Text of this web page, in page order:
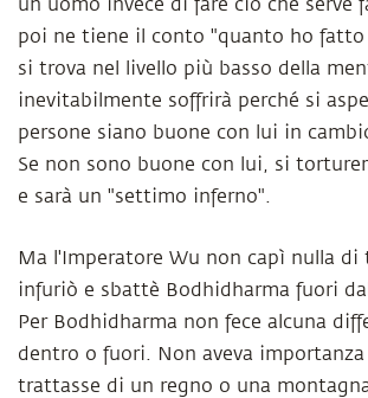
un uomo invece di fare ciò che serve
poi ne tiene il conto "quanto ho fatto
si trova nel livello più basso della
inevitabilmente soffrirà perché si
persone siano buone con lui in
Se non sono buone con lui, si
e sarà un "settimo inferno".
Ma l'Imperatore Wu non capì nulla
infuriò e sbattè Bodhidharma fuori
Per Bodhidharma non fece alcuna
dentro o fuori. Non aveva
trattasse di un regno o una